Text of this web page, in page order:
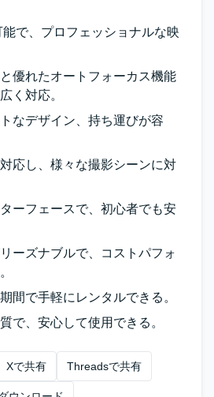
で、プロフェッショナルな映
優れたオートフォーカス機能
く対応。
なデザイン、持ち運びが容
応し、様々な撮影シーンに対
ーフェースで、初心者でも安
ーズナブルで、コストパフォ
間で手軽にレンタルできる。
で、安心して使用できる。
Xで共有 Threadsで共有